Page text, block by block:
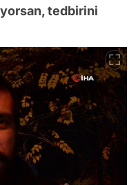
tedbirini